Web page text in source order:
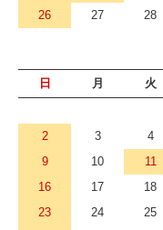
26
27 28
日 月 火
2
3 4
9
10 11
16
17 18
23
24 25